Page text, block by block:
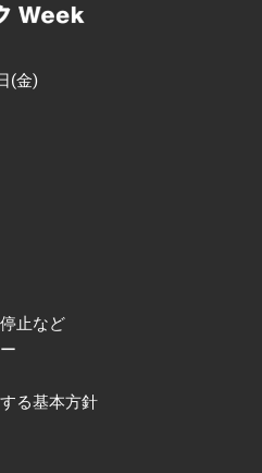
(金)
止など
る基本方針